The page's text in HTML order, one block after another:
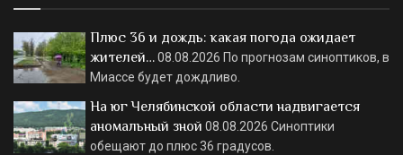
Плюс 36 и дождь: какая погода ожидает
жителей…08.08.2026 По прогнозам синоптиков, в
Миассе будет дождливо.
На юг Челябинской области надвигается
аномальный зной 08.08.2026 Синоптики
обещают до плюс 36 градусов.